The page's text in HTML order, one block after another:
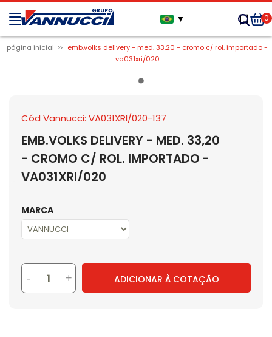
▼ 0
página inicial
emb.volks delivery - med. 33,20 - cromo c/ rol. importado -
va031xri/020
Cód Vannucci: VA031XRI/020-137
EMB.VOLKS DELIVERY - MED. 33,20
- CROMO C/ ROL. IMPORTADO -
VA031XRI/020
MARCA
- + ADICIONAR À COTAÇÃO